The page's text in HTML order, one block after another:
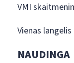
VMI
Vienas
NAUDINGA